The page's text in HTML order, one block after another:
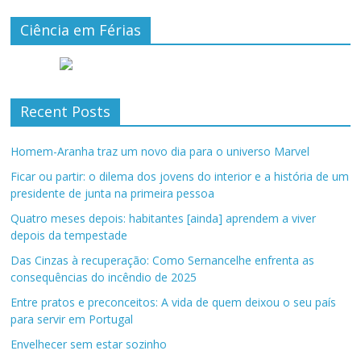
Ciência em Férias
Recent Posts
Homem-Aranha traz um novo dia para o universo Marvel
Ficar ou partir: o dilema dos jovens do interior e a história de um
presidente de junta na primeira pessoa
Quatro meses depois: habitantes [ainda] aprendem a viver
depois da tempestade
Das Cinzas à recuperação: Como Sernancelhe enfrenta as
consequências do incêndio de 2025
Entre pratos e preconceitos: A vida de quem deixou o seu país
para servir em Portugal
Envelhecer sem estar sozinho